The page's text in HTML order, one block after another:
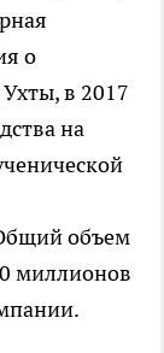
о
в 2017
на
объем
миллионов